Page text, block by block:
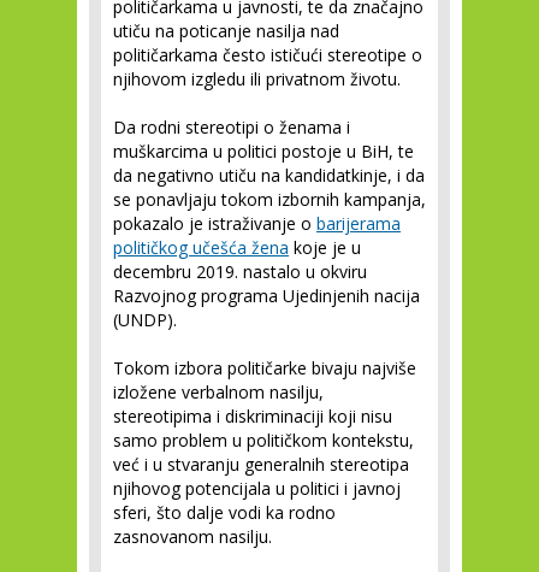
političarkama u javnosti, te da značajno
utiču na poticanje nasilja nad
političarkama često ističući stereotipe o
njihovom izgledu ili privatnom životu.
Da rodni stereotipi o ženama i
muškarcima u politici postoje u BiH, te
da negativno utiču na kandidatkinje, i da
se ponavljaju tokom izbornih kampanja,
pokazalo je istraživanje o barijerama
političkog učešća žena koje je u
decembru 2019. nastalo u okviru
Razvojnog programa Ujedinjenih nacija
(UNDP).
Tokom izbora političarke bivaju najviše
izložene verbalnom nasilju,
stereotipima i diskriminaciji koji nisu
samo problem u političkom kontekstu,
već i u stvaranju generalnih stereotipa
njihovog potencijala u politici i javnoj
sferi, što dalje vodi ka rodno
zasnovanom nasilju.